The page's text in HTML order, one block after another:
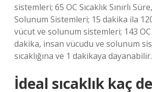
sistemleri; 65 OC Sıcaklık Sınırlı
Solunum Sistemleri; 15 dakika ila 120
vücut ve solunum sistemleri; 143 OC
dakika, insan vücudu ve solunum
sıcaklığına ve 1 dakikaya dayanabilir.
İdeal sıcaklık kaç